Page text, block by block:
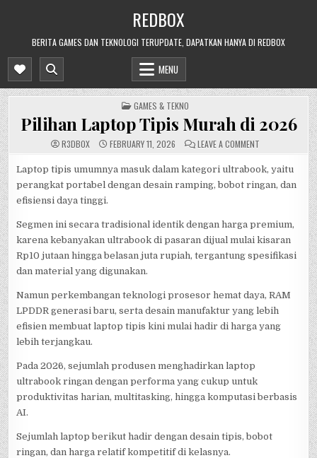
REDBOX
BERITA GAMES DAN TEKNOLOGI TERUPDATE, DAPATKAN HANYA DI REDBOX
MENU
POSTED
IN
GAMES & TEKNO
Pilihan Laptop Tipis Murah di 2026
R3DB0X FEBRUARY 11, 2026 LEAVE A COMMENTON
TIPIS
MURAH
DI
Laptop tipis umumnya masuk dalam kategori ultrabook, yaitu
perangkat portabel dengan desain ramping, bobot ringan, dan
efisiensi daya tinggi.
Segmen ini secara tradisional identik dengan harga premium,
karena kebanyakan ultrabook di pasaran dijual mulai kisaran
Rp10 jutaan hingga belasan juta rupiah, tergantung spesifikasi
dan material yang digunakan.
Namun perkembangan teknologi prosesor hemat daya, RAM
LPDDR generasi baru, serta desain manufaktur yang lebih
efisien membuat laptop tipis kini mulai hadir di harga yang
lebih terjangkau.
Pada 2026, sejumlah produsen menghadirkan laptop
ultrabook ringan dengan performa yang cukup untuk
produktivitas harian, multitasking, hingga komputasi berbasis
AI.
Sejumlah laptop berikut hadir dengan desain tipis, bobot
ringan, dan harga relatif kompetitif di kelasnya.